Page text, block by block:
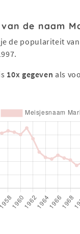
de naam
de populariteit
10x gegeven als